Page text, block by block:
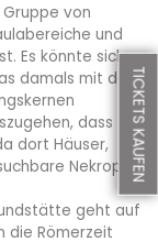
von
und
Es könnte sich
damals mit den
dass So
dort Häuser,
Nekropole
geht auf
die Römerzeit
TICKETS KAUFEN